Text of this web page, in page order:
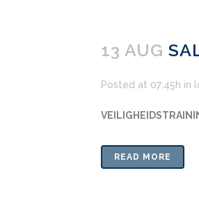
13 AUG
Posted at 07:45h in
READ MORE